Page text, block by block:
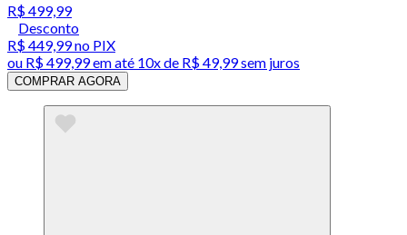
R$ 499,99
Desconto
R$ 449,99no PIX
ou R$ 499,99em até 10x de R$ 49,99 sem juros
COMPRAR AGORA